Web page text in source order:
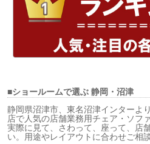
■ショールームで選ぶ静岡・沼津
静岡県沼津市、東名沼津インターよ
店で人気の店舗業務用チェア・ソフ
実際に見て、さわって、座って、店
い。用途やレイアウトに合わせご相